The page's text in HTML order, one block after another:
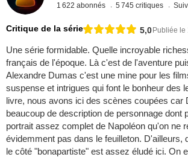
1 622 abonnés 5 745 critiques
Critique de la série 5,0Publiée le
Une série formidable. Quelle incroyable
français de l'époque. Là c'est de l'aventure
Alexandre Dumas c'est une mine pour les
suspense et intrigues qui font le bonheur des
livre, nous avons ici des scènes coupées car
beaucoup de description de personnage dont
portrait assez complet de Napoléon qu'on ne
évidemment pas dans le feuilleton. D'ailleurs,
le côté "bonapartiste" est assez éludé ici. On